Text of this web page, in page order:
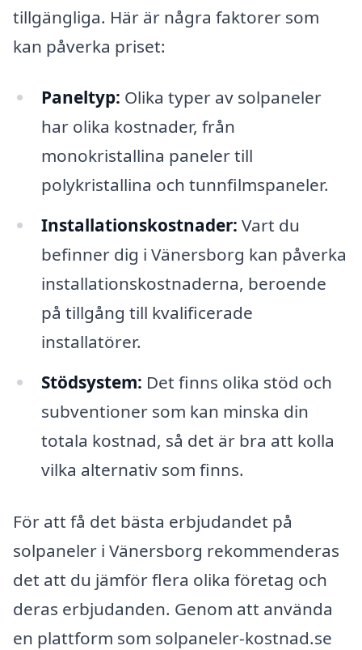
tillgängliga. Här är några faktorer som
kan påverka priset:
Paneltyp: Olika typer av solpaneler
har olika kostnader, från
monokristallina paneler till
polykristallina och tunnfilmspaneler.
Installationskostnader: Vart du
befinner dig i Vänersborg kan påverka
installationskostnaderna, beroende
på tillgång till kvalificerade
installatörer.
Stödsystem: Det finns olika stöd och
subventioner som kan minska din
totala kostnad, så det är bra att kolla
vilka alternativ som finns.
För att få det bästa erbjudandet på
solpaneler i Vänersborg rekommenderas
det att du jämför flera olika företag och
deras erbjudanden. Genom att använda
en plattform som solpaneler-kostnad.se